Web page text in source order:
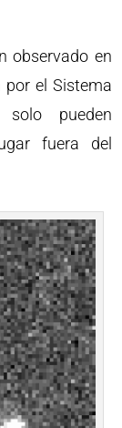
observado en
el Sistema
solo pueden
fuera del